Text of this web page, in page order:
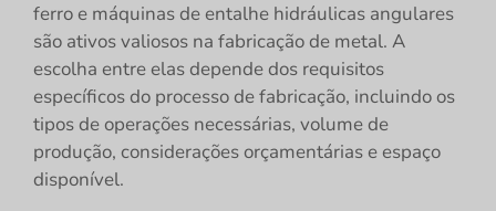
ferro e máquinas de entalhe hidráulicas angulares
são ativos valiosos na fabricação de metal. A
escolha entre elas depende dos requisitos
específicos do processo de fabricação, incluindo os
tipos de operações necessárias, volume de
produção, considerações orçamentárias e espaço
disponível.